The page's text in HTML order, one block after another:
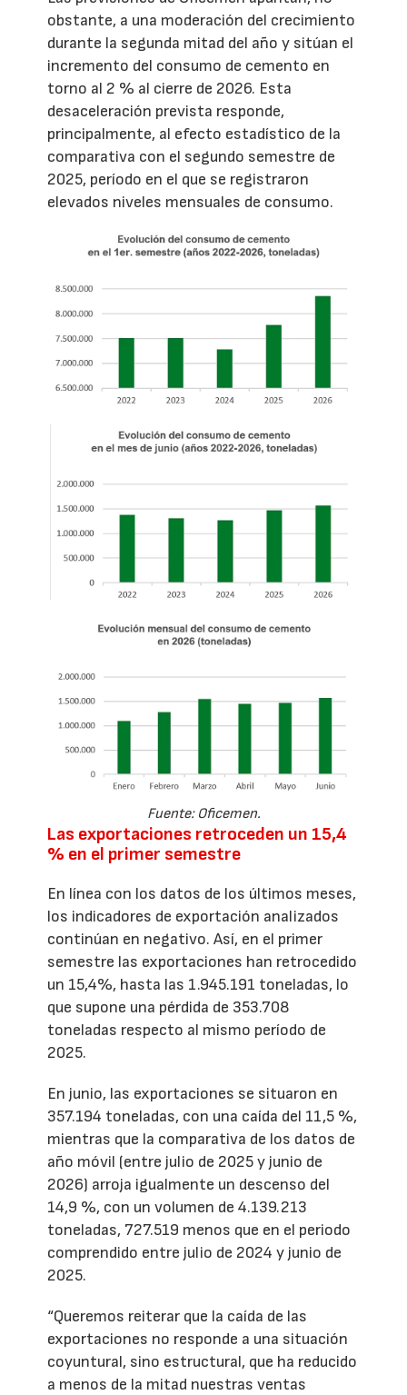
obstante, a una moderación del crecimiento
durante la segunda mitad del año y sitúan el
incremento del consumo de cemento en
torno al 2 % al cierre de 2026. Esta
desaceleración prevista responde,
principalmente, al efecto estadístico de la
comparativa con el segundo semestre de
2025, período en el que se registraron
elevados niveles mensuales de consumo.
Fuente: Oficemen.
Las exportaciones retroceden un 15,4
% en el primer semestre
En línea con los datos de los últimos meses,
los indicadores de exportación analizados
continúan en negativo. Así, en el primer
semestre las exportaciones han retrocedido
un 15,4%, hasta las 1.945.191 toneladas, lo
que supone una pérdida de 353.708
toneladas respecto al mismo período de
2025.
En junio, las exportaciones se situaron en
357.194 toneladas, con una caída del 11,5 %,
mientras que la comparativa de los datos de
año móvil (entre julio de 2025 y junio de
2026) arroja igualmente un descenso del
14,9 %, con un volumen de 4.139.213
toneladas, 727.519 menos que en el periodo
comprendido entre julio de 2024 y junio de
2025.
“Queremos reiterar que la caída de las
exportaciones no responde a una situación
coyuntural, sino estructural, que ha reducido
a menos de la mitad nuestras ventas